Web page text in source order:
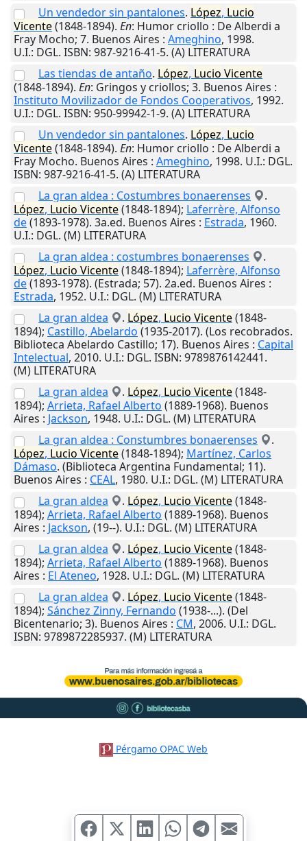
Un vendedor sin pantalones. López, Lucio
Vicente(1848-1894). En: Humor criollo : De Alberdi a
Fray Mocho; 7. Buenos Aires : Ameghino, 1998.
U.I.: DGL. ISBN: 987-9216-41-5. (A) LITERATURA
Las tiendas de antaño. López, Lucio Vicente
(1848-1894). En: Gringos y criollos; 3. Buenos Aires :
Instituto Movilizador de Fondos Cooperativos, 1992.
U.I.: DGL. ISBN: 950-99942-1-9. (A) LITERATURA
Un vendedor sin pantalones. López, Lucio
Vicente(1848-1894). En: Humor criollo : De Alberdi a
Fray Mocho. Buenos Aires : Ameghino, 1998. U.I.: DGL.
ISBN: 987-9216-41-5. (A) LITERATURA
La gran aldea : Costumbres bonaerenses
.
López, Lucio Vicente(1848-1894); Laferrère, Alfonso
de(1893-1978). 3a.ed. Buenos Aires : Estrada, 1960.
U.I.: DGL. (M) LITERATURA
La gran aldea : costumbres bonaerenses
.
López, Lucio Vicente(1848-1894); Laferrère, Alfonso
de(1893-1978). (Estrada; 57). 2a.ed. Buenos Aires :
Estrada, 1952. U.I.: DGL. (M) LITERATURA
La gran aldea
. López, Lucio Vicente(1848-
1894); Castillo, Abelardo (1935-2017). (Los recobrados.
Biblioteca Abelardo Castillo; 17). Buenos Aires : Capital
Intelectual, 2010. U.I.: DGL. ISBN: 9789876142441.
(M) LITERATURA
La gran aldea
. López, Lucio Vicente(1848-
1894); Arrieta, Rafael Alberto (1889-1968). Buenos
Aires : Jackson, 1948. U.I.: DGL. (M) LITERATURA
La gran aldea : Constumbres bonaerenses
.
López, Lucio Vicente(1848-1894); Martínez, Carlos
Dámaso. (Biblioteca Argentina Fundamental; 11).
Buenos Aires : CEAL, 1980. U.I.: DGL. (M) LITERATURA
La gran aldea
. López, Lucio Vicente(1848-
1894); Arrieta, Rafael Alberto (1889-1968). Buenos
Aires : Jackson, (19--). U.I.: DGL. (M) LITERATURA
La gran aldea
. López, Lucio Vicente(1848-
1894); Arrieta, Rafael Alberto (1889-1968). Buenos
Aires : El Ateneo, 1928. U.I.: DGL. (M) LITERATURA
La gran aldea
. López, Lucio Vicente(1848-
1894); Sánchez Zinny, Fernando (1938-...). (Del
Bicentenario; 3). Buenos Aires : CM, 2006. U.I.: DGL.
ISBN: 9789872285937. (M) LITERATURA
Pérgamo OPAC Web